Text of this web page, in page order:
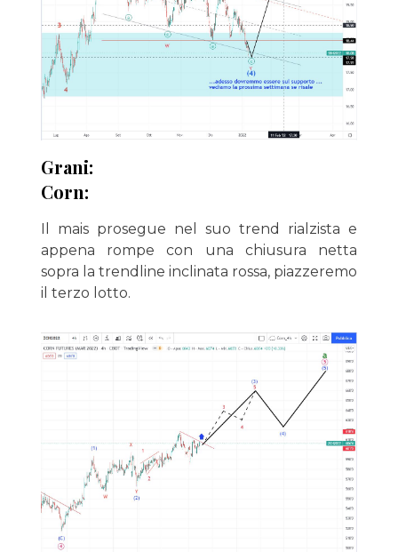
Grani:
Corn:
Il mais prosegue nel suo trend rialzista e
appena rompe con una chiusura netta
sopra la trendline inclinata rossa, piazzeremo
il terzo lotto.